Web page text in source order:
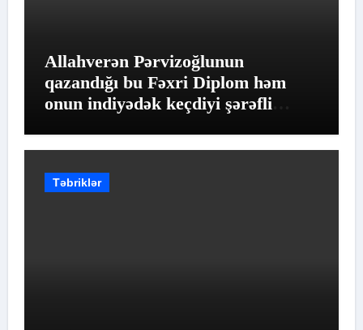
Allahverən Pərvizoğlunun
qazandığı bu Fəxri Diplom həm
onun indiyədək keçdiyi şərəfli
Təbriklər